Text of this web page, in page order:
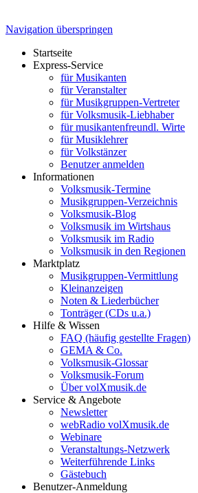
Navigation überspringen
Startseite
Express-Service
für Musikanten
für Veranstalter
für Musikgruppen-Vertreter
für Volksmusik-Liebhaber
für musikantenfreundl. Wirte
für Musiklehrer
für Volkstänzer
Benutzer anmelden
Informationen
Volksmusik-Termine
Musikgruppen-Verzeichnis
Volksmusik-Blog
Volksmusik im Wirtshaus
Volksmusik im Radio
Volksmusik in den Regionen
Marktplatz
Musikgruppen-Vermittlung
Kleinanzeigen
Noten & Liederbücher
Tonträger (CDs u.a.)
Hilfe & Wissen
FAQ (häufig gestellte Fragen)
GEMA & Co.
Volksmusik-Glossar
Volksmusik-Forum
Über volXmusik.de
Service & Angebote
Newsletter
webRadio volXmusik.de
Webinare
Veranstaltungs-Netzwerk
Weiterführende Links
Gästebuch
Benutzer-Anmeldung